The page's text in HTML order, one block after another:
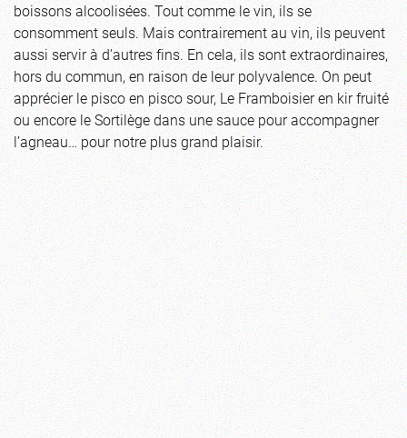
boissons alcoolisées. Tout comme le vin, ils se
consomment seuls. Mais contrairement au vin, ils peuvent
aussi servir à d’autres fins. En cela, ils sont extraordinaires,
hors du commun, en raison de leur polyvalence. On peut
apprécier le pisco en pisco sour, Le Framboisier en kir fruité
ou encore le Sortilège dans une sauce pour accompagner
l’agneau… pour notre plus grand plaisir.